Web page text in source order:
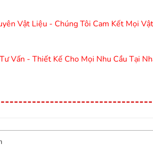
Vật Liệu - Chúng Tôi Cam Kết Mọi
Vấn - Thiết Kế Cho Mọi Nhu Cầu Tại